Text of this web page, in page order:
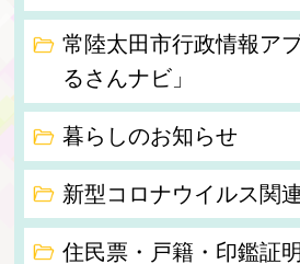
常陸太田市行政情報ア
るさんナビ」
暮らしのお知らせ
新型コロナウイルス関
住民票・戸籍・印鑑証